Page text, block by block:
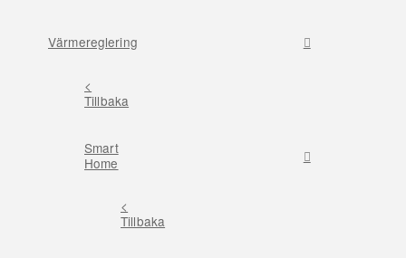
Värmereglering
<
Tillbaka
Smart
Home
<
Tillbaka